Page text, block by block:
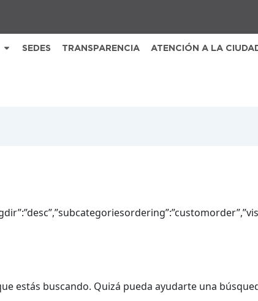
SEDES TRANSPARENCIA ATENCIÓN A LA
estás buscando. Quizá pueda ayudarte una